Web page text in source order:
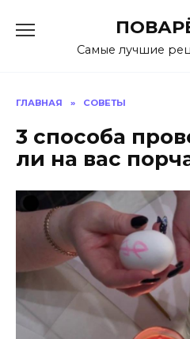
содержаниюСамые лучшие
ГЛАВНАЯ » СОВЕТЫ
3 способа
ли на вас